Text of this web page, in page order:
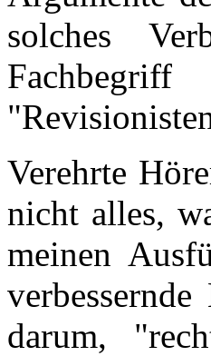
solches
Verehrte
nicht alles,
meinen
darum,